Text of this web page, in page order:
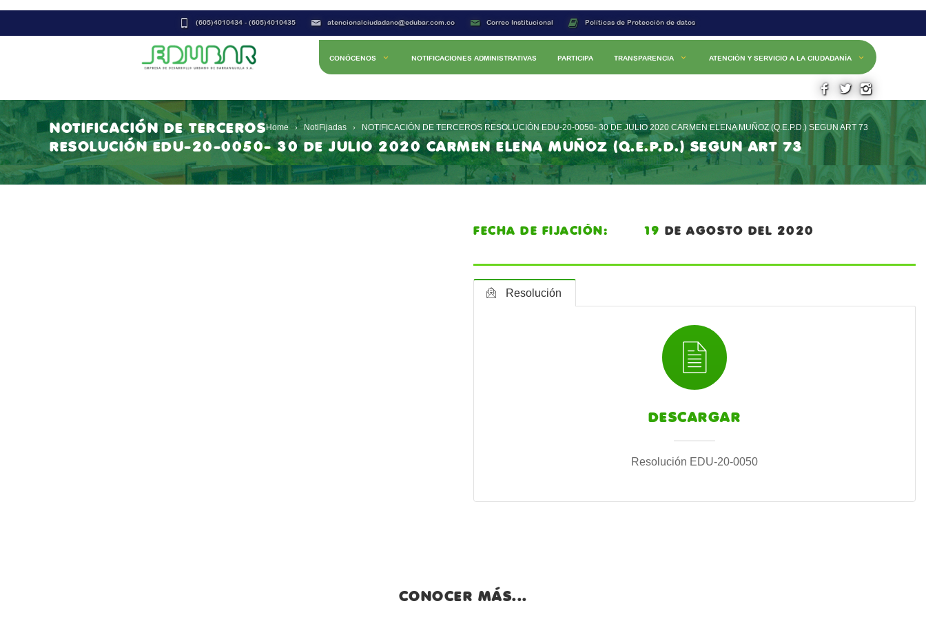
Políticas de Protección de datos
Correo Institucional
atencionalciudadano@edubar.com.co
(605)4010434 - (605)4010435
CONÓCENOS NOTIFICACIONES ADMINISTRATIVAS PARTICIPA TRANSPARENCIA ATENCIÓN Y SERVICIO A LA CIUDADANÍA
Home NotiFijadas NOTIFICACIÓN DE TERCEROS RESOLUCIÓN EDU-20-0050- 30 DE JULIO 2020 CARMEN ELENA MUÑOZ (Q.E.P.D.) SEGUN ART 73
NOTIFICACIÓN DE TERCEROS
RESOLUCIÓN EDU-20-0050- 30 DE JULIO 2020 CARMEN ELENA MUÑOZ (Q.E.P.D.) SEGUN ART 73
FECHA DE FIJACIÓN: 19 DE AGOSTO DEL 2020
Resolución
DESCARGAR
Resolución EDU-20-0050
CONOCER MÁS...